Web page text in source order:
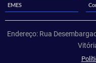
EMES
Endereço: Rua